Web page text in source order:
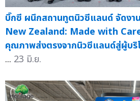
บิ๊กซี ผนึกสถานทูตนิวซีแลนด์ จัดง
New Zealand: Made with
คุณภาพส่งตรงจากนิวซีแลนด์สู่ผู้บริ
... 23 มิ.ย.